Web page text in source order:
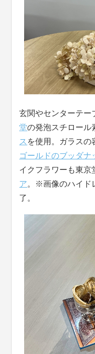
玄関やセンターテー
堂の発泡スチロール
ス を使用。ガラスの
ゴールドのブッダナ
イクフラワーも東京
ア。※画像のハイド
了。